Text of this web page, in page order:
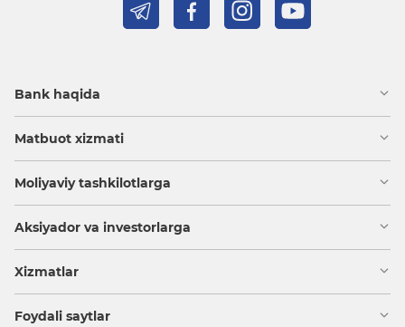
Bank haqida
Matbuot xizmati
Moliyaviy tashkilotlarga
Aksiyador va investorlarga
Xizmatlar
Foydali saytlar